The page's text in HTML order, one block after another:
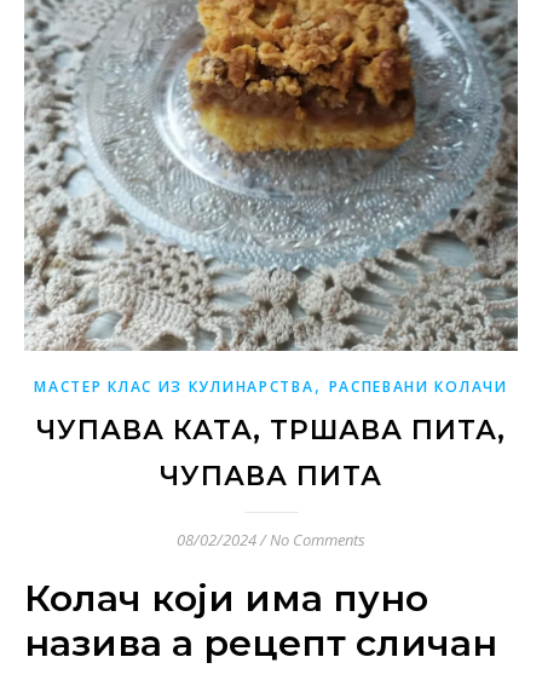
МАСТЕР КЛАС ИЗ КУЛИНАРСТВА, РАСПЕВАНИ КОЛАЧИ
ЧУПАВА КАТА, ТРШАВА ПИТА,
ЧУПАВА ПИТА
08/02/2024/No Comments
Колач који има пуно
назива а рецепт сличан